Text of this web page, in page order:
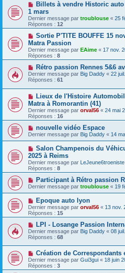
Billets à vendre Historic
1 mars
Dernier message par troublouse « 25
Réponses : 12
Sortie P'TITE BOUFFE 15
Matra Passion
Dernier message par EAime « 17 nov.
Réponses : 8
Rétro passion Rennes 5&6
Dernier message par Big Daddy « 22
Réponses : 61
Lieux de l'Histoire
Matra à Romorantin (41)
Dernier message par orval56 « 24 mai
Réponses : 16
nouvelle vidéo Espace
Dernier message par Big Daddy « 14
Salon Champenois du
2025 à Reims
Dernier message par LeJeune6troeniste
Réponses : 8
Participant à Rétro passion
Dernier message par troublouse « 19
Epoque auto lyon
Dernier message par orval56 « 13 nov.
Réponses : 15
LPI - Losange Passion
Dernier message par Big Daddy « 08
Réponses : 68
Création de Correspondants
Dernier message par Gui3gui « 18 juin
Réponses : 3